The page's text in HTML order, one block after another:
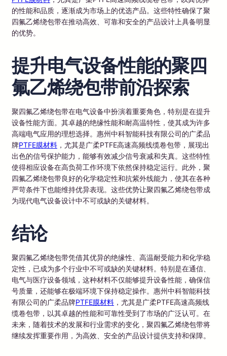
的性能和品质，逐渐成为市场上的优选产品。这些特性确保了聚
四氟乙烯绕包带在推动高效、可靠和安全的产品设计上具备明显
的优势。
提升电气设备性能的聚四
氟乙烯绕包带前沿探索
聚四氟乙烯绕包带在电气设备中扮演着重要角色，特别是在提升
设备性能方面。其卓越的绝缘性能和耐高温特性，使其成为许多
高端电气应用的理想选择。惠州中科智能科技有限公司的广柔品
牌PTFE膜材料 ，尤其是广柔PTFE高速高频线缆卷包带，展现出
出色的信号保护能力，能够有效减少信号衰减和失真。这些特性
使得相应设备在高负荷工作环境下依然保持稳定运行。此外，聚
四氟乙烯绕包带良好的化学稳定性和抗紫外线能力，使其在各种
严苛条件下也能维持优异表现。这些优势让聚四氟乙烯绕包带成
为现代电气设备设计中不可或缺的关键材料。
结论
聚四氟乙烯绕包带凭借其优异的绝缘性、高温耐受能力和化学稳
定性，已成为多个行业中不可或缺的关键材料。特别是在通信、
电气与医疗设备领域，这种材料不仅能够提升设备性能，确保信
号质量，还能够在极端环境下保持稳定操作。惠州中科智能科技
有限公司的广柔品牌PTFE膜材料 ，尤其是广柔PTFE高速高频线
缆卷包带，以其卓越的性能和可靠性受到了市场的广泛认可。在
未来，随着技术的发展和行业需求的变化，聚四氟乙烯绕包带将
继续发挥重要作用，为高效、安全的产品设计提供支持和保障。